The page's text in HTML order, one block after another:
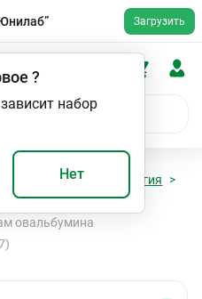
Загрузить
?
набор
Нет
Иммуноаллергология
аллергенам
овальбумина